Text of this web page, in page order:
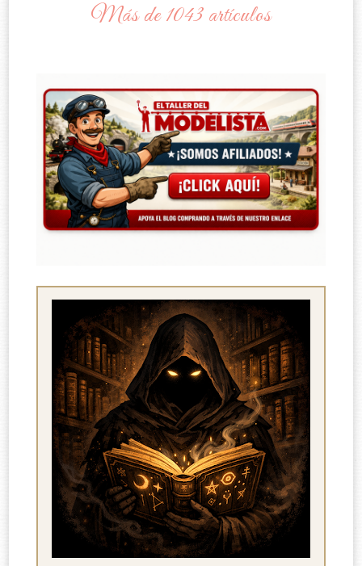
Más de 1043 artículos